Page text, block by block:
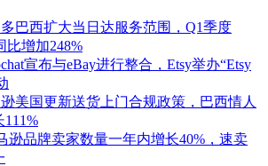
巴西扩大当日达服务范围，Q1季度
比增加248%
宣布与eBay进行整合，Etsy举办“Etsy
美国更新送货上门合规政策，巴西情人
逊品牌卖家数量一年内增长40%，速卖